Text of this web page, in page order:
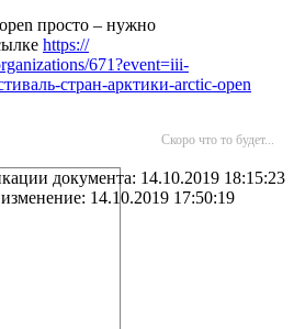
просто – нужно
https://
671?event=iii-
стран-арктики-arctic-open
Скоро что то будет...
документа: 14.10.2019 18:15:23
14.10.2019 17:50:19